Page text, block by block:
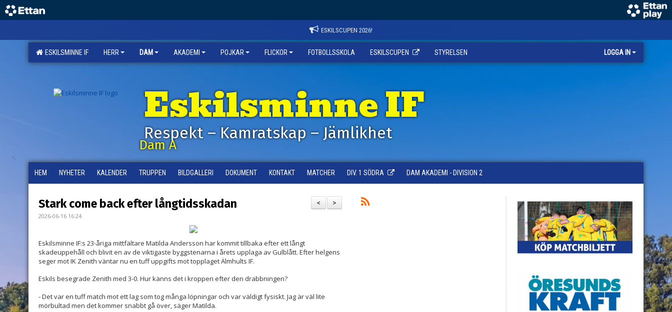
ESKILSCUPEN 2026!
ESKILSMINNE IF HERR DAM AKADEMI POJKAR FLICKOR FOTBOLLSSKOLA ESKILSCUPEN STYRELSEN LOGGA IN
Eskilsminne IF
Respekt – Kamratskap – Jämlikhet
Dam A
HEM NYHETER KALENDER TRUPPEN BILDGALLERI DOKUMENT KONTAKT MATCHER DIV. 1 SÖDRA DAM AKADEMI - DIVISION 2
>
<
Stark come back efter långtidsskadan
2026-06-16 16:24
Eskilsminne IF:s 23-åriga mittfältare Matilda Andersson har kommit tillbaka efter ett långt
skadeuppehåll och blivit en av de viktigaste byggstenarna i årets upplaga av Gulblått. Efter helgens
seger mot IK Zenith väntar nu en tuff uppgifts mot topplaget Älmhults IF.
Eskils besegrade Zenith med 3-0. Hur känns det i kroppen efter den drabbningen?
- Det var en tuff match mot ett lag som tog många löpningar och var väldigt fysiskt. Jag är väl lite
mörbultad men det kommer snabbt gå över, säger Matilda.